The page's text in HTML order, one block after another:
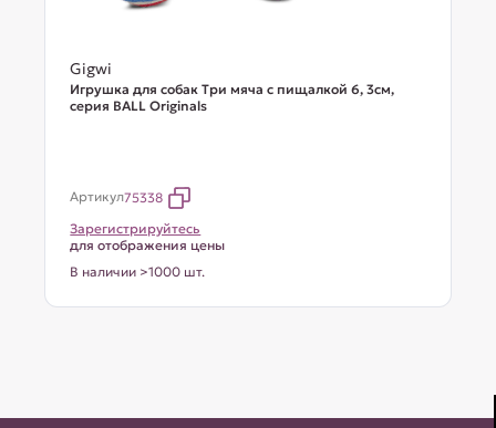
Gigwi
Игрушка для собак Три мяча с пищалкой 6, 3см,
серия BALL Originals
Артикул75338
Зарегистрируйтесь
для отображения цены
В наличии >1000 шт.